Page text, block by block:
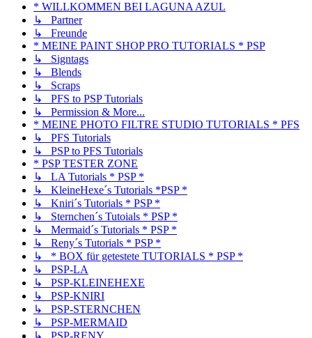
* WILLKOMMEN BEI LAGUNA AZUL
↳ Partner
↳ Freunde
* MEINE PAINT SHOP PRO TUTORIALS * PSP
↳ Signtags
↳ Blends
↳ Scraps
↳ PFS to PSP Tutorials
↳ Permission & More...
* MEINE PHOTO FILTRE STUDIO TUTORIALS * PFS
↳ PFS Tutorials
↳ PSP to PFS Tutorials
* PSP TESTER ZONE
↳ LA Tutorials * PSP *
↳ KleineHexe´s Tutorials *PSP *
↳ Kniri´s Tutorials * PSP *
↳ Sternchen´s Tutoials * PSP *
↳ Mermaid´s Tutorials * PSP *
↳ Reny´s Tutorials * PSP *
↳ * BOX für getestete TUTORIALS * PSP *
↳ PSP-LA
↳ PSP-KLEINEHEXE
↳ PSP-KNIRI
↳ PSP-STERNCHEN
↳ PSP-MERMAID
↳ PSP-RENY